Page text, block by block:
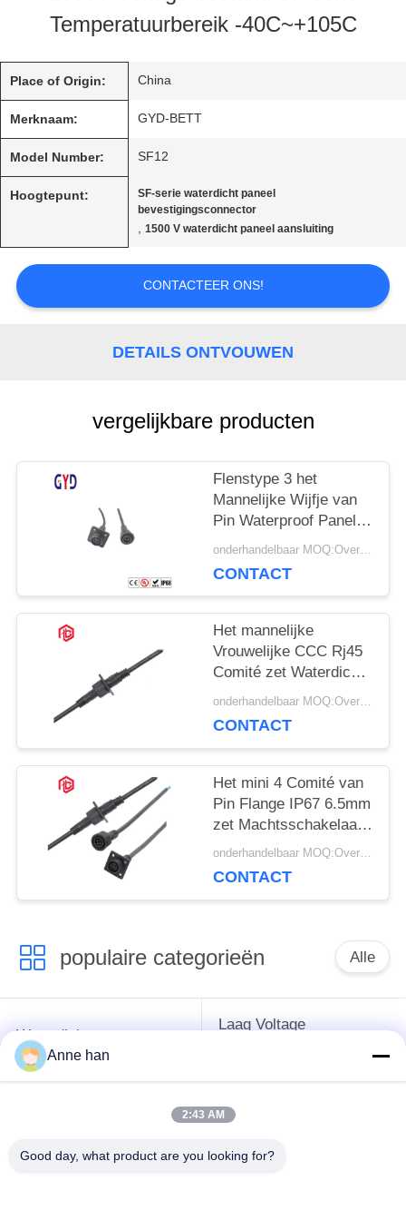
SITEMAP
PRIVACY
POLICY
Temperatuurbereik -40C~+105C
Place of Origin: China
Merknaam: GYD-BETT
Model Number: SF12
Hoogtepunt:
SF-serie waterdicht paneel
bevestigingsconnector
,1500 V waterdicht paneel aansluiting
CONTACTEER ONS!
DETAILS ONTVOUWEN
vergelijkbare producten
Flenstype 3 het
Mannelijke Wijfje van
Pin Waterproof Panel
Mount Connector
onderhandelbaar MOQ:Overeen te komen
CONTACT
Het mannelijke
Vrouwelijke CCC Rj45
Comité zet Waterdichte
Schakelaar op
onderhandelbaar MOQ:Overeen te komen
CONTACT
Het mini 4 Comité van
Pin Flange IP67 6.5mm
zet Machtsschakelaar
onderhandelbaar MOQ:Overeen te komen
CONTACT
populaire categorieën Alle
Waterdichte
Cirkelschakelaar
Laag Voltage
Anne han
2:43 AM
Good day, what product are you looking for?